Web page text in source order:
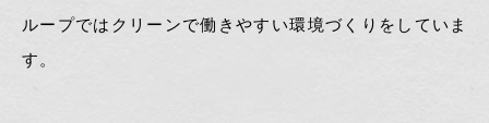
ループではクリーンで働きやすい環境づくりをしていま
す。